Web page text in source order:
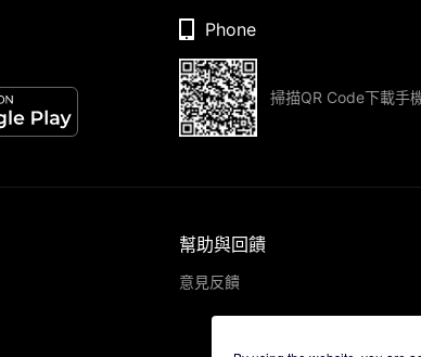
Phone
掃描QR Code下載手
幫助與回饋
意見反饋